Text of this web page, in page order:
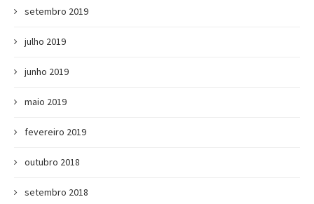
setembro 2019
julho 2019
junho 2019
maio 2019
fevereiro 2019
outubro 2018
setembro 2018